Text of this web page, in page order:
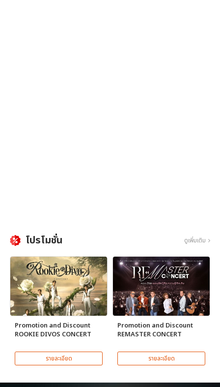
โปรโมชั่น ดูเพิ่มเติม
Promotion and Discount
ROOKIE DIVOS CONCERT
รายละเอียด
Promotion and Discount
REMASTER CONCERT
รายละเอียด